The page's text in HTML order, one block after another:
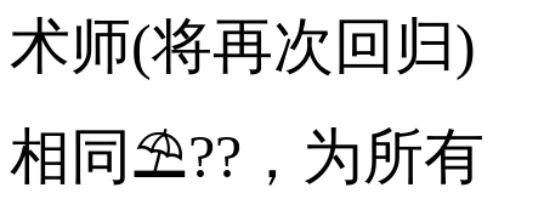
术师(将再次回归)
相同⛱??，为所有